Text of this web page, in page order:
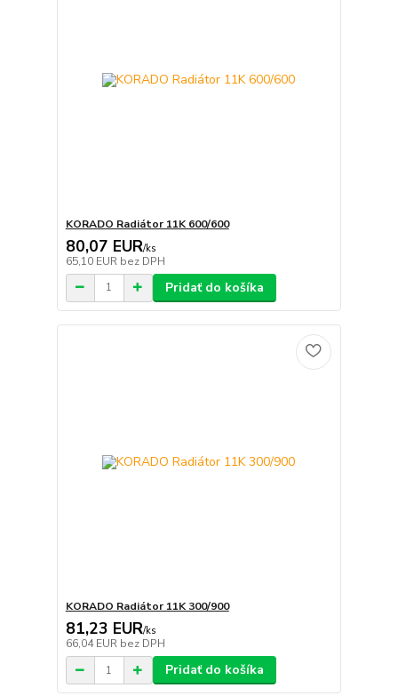
KORADO Radiátor 11K 600/600
80,07 EUR/ks
65,10 EUR bez DPH
Pridať do košíka
KORADO Radiátor 11K 300/900
81,23 EUR/ks
66,04 EUR bez DPH
Pridať do košíka